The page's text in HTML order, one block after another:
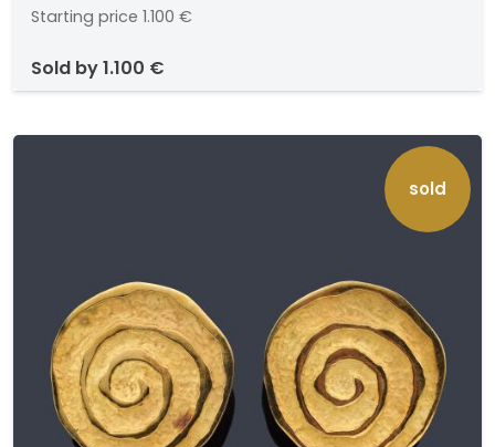
Starting price 1.100 €
sold by1.100 €
sold